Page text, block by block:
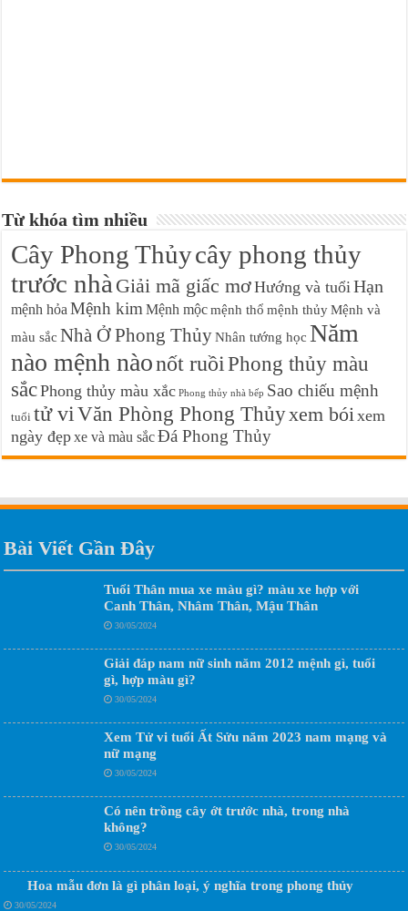
Từ khóa tìm nhiều
Cây Phong Thủycây phong thủy
trước nhà Giải mã giấc mơHướng và tuổi Hạn
mệnh hỏaMệnh kim Mệnh mộcmệnh thổ mệnh thủyMệnh và
màu sắc Nhà Ở Phong ThủyNhân tướng học Năm
nào mệnh nàonốt ruồi Phong thủy màu
sắcPhong thủy màu xắc Phong thủy nhà bếp Sao chiếu mệnh
tuổi tử vi Văn Phòng Phong Thủyxem bói xem
ngày đẹpxe và màu sắcĐá Phong Thủy
Bài Viết Gần Đây
Tuổi Thân mua xe màu gì? màu xe hợp với
Canh Thân, Nhâm Thân, Mậu Thân
30/05/2024
Giải đáp nam nữ sinh năm 2012 mệnh gì, tuổi
gì, hợp màu gì?
30/05/2024
Xem Tử vi tuổi Ất Sửu năm 2023 nam mạng và
nữ mạng
30/05/2024
Có nên trồng cây ớt trước nhà, trong nhà
không?
30/05/2024
Hoa mẫu đơn là gì phân loại, ý nghĩa trong phong thủy
30/05/2024